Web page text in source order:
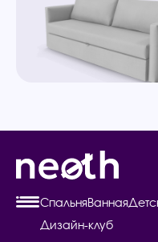
СпальняВанная
Дизайн-клуб